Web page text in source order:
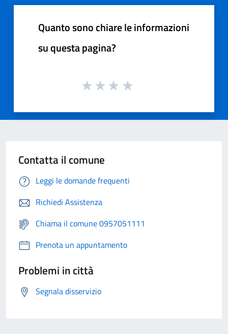
Quanto sono chiare le informazioni
su questa pagina?
Contatta il comune
Leggi le domande frequenti
Richiedi Assistenza
Chiama il comune 0957051111
Prenota un appuntamento
Problemi in città
Segnala disservizio